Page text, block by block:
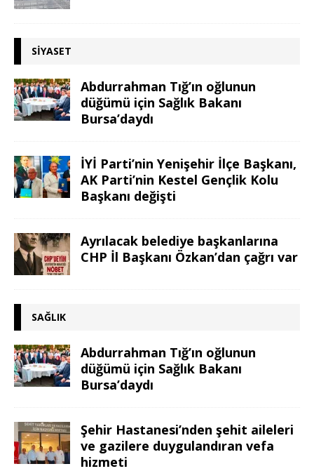
SIYASET
Abdurrahman Tığ’ın oğlunun
düğümü için Sağlık Bakanı
Bursa’daydı
İYİ Parti’nin Yenişehir İlçe Başkanı,
AK Parti’nin Kestel Gençlik Kolu
Başkanı değişti
Ayrılacak belediye başkanlarına
CHP İl Başkanı Özkan’dan çağrı var
SAĞLIK
Abdurrahman Tığ’ın oğlunun
düğümü için Sağlık Bakanı
Bursa’daydı
Şehir Hastanesi’nden şehit aileleri
ve gazilere duygulandıran vefa
hizmeti